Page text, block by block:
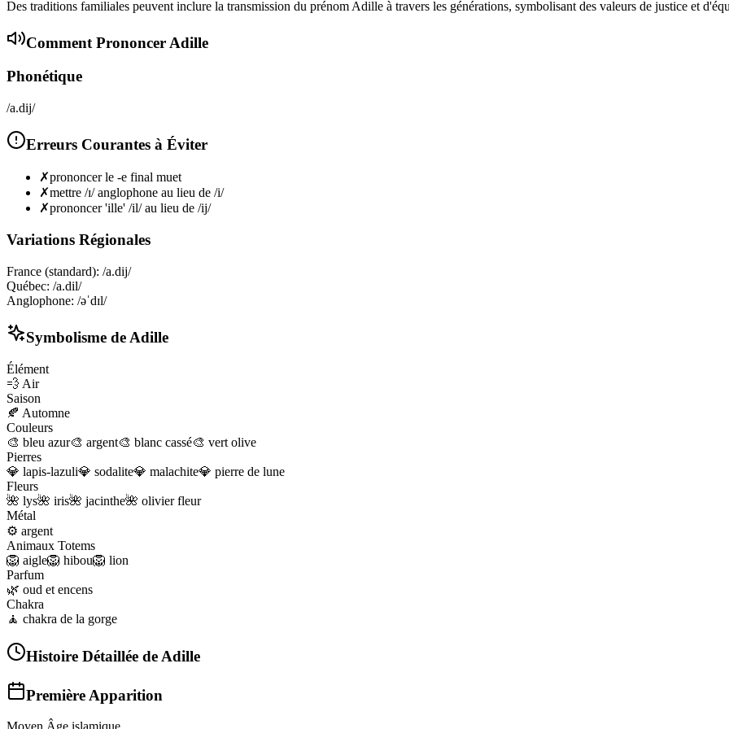
Des traditions familiales peuvent inclure la transmission du prénom Adille à travers les générations, symbolisant des valeurs de justice et
Comment PrononcerAdille
Phonétique
/a.dij/
Erreurs Courantes à Éviter
✗prononcer le -e final muet
✗mettre /ɪ/ anglophone au lieu de /i/
✗prononcer 'ille' /il/ au lieu de /ij/
Variations Régionales
France (standard): /a.dij/
Québec: /a.dil/
Anglophone: /əˈdɪl/
Symbolisme deAdille
Élément
💨 Air
Saison
🍂 Automne
Couleurs
🎨 bleu azur🎨 argent🎨 blanc cassé🎨 vert olive
Pierres
💎 lapis-lazuli💎 sodalite💎 malachite💎 pierre de lune
Fleurs
🌺 lys🌺 iris🌺 jacinthe🌺 olivier fleur
Métal
⚙️ argent
Animaux Totems
🦁 aigle🦁 hibou🦁 lion
Parfum
🌿 oud et encens
Chakra
🧘 chakra de la gorge
Histoire Détaillée de Adille
Première Apparition